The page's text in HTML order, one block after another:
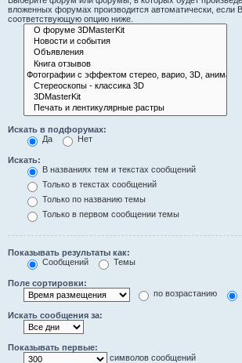
вложенных форумах производится автоматически, если
соответствующую опцию ниже.
Искать в подфорумах:
Да
Нет
Искать:
В названиях тем и текстах сообщений
Только в текстах сообщений
Только по названию темы
Только в первом сообщении темы
Показывать результаты как:
Сообщений
Темы
Поле сортировки:
по возрастанию
Искать сообщения за:
Показывать первые:
символов сообщений